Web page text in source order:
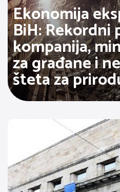
Ekonomija
BiH:
kompanija,
za građane i
šteta za